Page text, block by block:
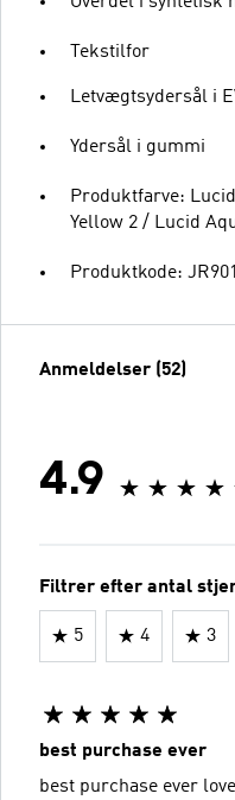
Tekstilfor
Letvægtsydersål i
Ydersål i gummi
Produktfarve:
Yellow 2 / Lucid
Produktkode:
Anmeldelser (52)
4.9
Filtrer efter antal
5 4 3
best purchase ever
best purchase ever